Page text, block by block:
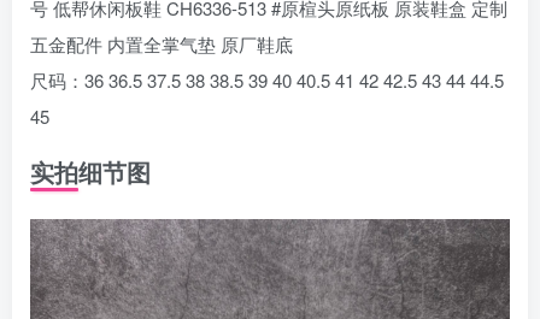
号 低帮休闲板鞋 CH6336-513 #原楦头原纸板 原装鞋盒 定制
五金配件 内置全掌气垫 原厂鞋底
尺码：36 36.5 37.5 38 38.5 39 40 40.5 41 42 42.5 43 44 44.5
45
实拍细节图